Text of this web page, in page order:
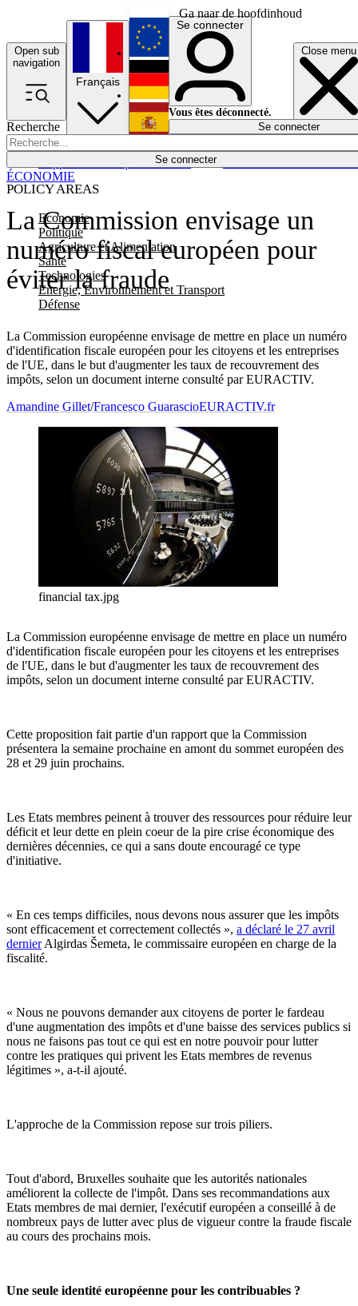
Ga naar de hoofdinhoud
Open sub
navigation
Close menu
Recherche
Se connecter
POLICY AREAS
Economie
Politique
Agriculture et Alimentation
Santé
Technologies
Energie, Environnement et Transport
Défense
Économie
Français
English
Deutsch
Español
Se connecter
Vous êtes déconnecté.
Se connecter
La Commission envisage un
numéro fiscal européen pour
éviter la fraude
La Commission européenne envisage de mettre en place un numéro
d'identification fiscale européen pour les citoyens et les entreprises
de l'UE, dans le but d'augmenter les taux de recouvrement des
impôts, selon un document interne consulté par EURACTIV.
ÉCONOMIE
Amandine Gillet/Francesco GuarascioEURACTIV.fr
financial tax.jpg
La Commission européenne envisage de mettre en place un numéro
d'identification fiscale européen pour les citoyens et les entreprises
de l'UE, dans le but d'augmenter les taux de recouvrement des
impôts, selon un document interne consulté par EURACTIV.
Cette proposition fait partie d'un rapport que la Commission
présentera la semaine prochaine en amont du sommet européen des
28 et 29 juin prochains.
Les Etats membres peinent à trouver des ressources pour réduire leur
déficit et leur dette en plein coeur de la pire crise économique des
dernières décennies, ce qui a sans doute encouragé ce type
d'initiative.
« En ces temps difficiles, nous devons nous assurer que les impôts
sont efficacement et correctement collectés », a déclaré le 27 avril
dernierAlgirdas Šemeta, le commissaire européen en charge de la
fiscalité.
« Nous ne pouvons demander aux citoyens de porter le fardeau
d'une augmentation des impôts et d'une baisse des services publics si
nous ne faisons pas tout ce qui est en notre pouvoir pour lutter
contre les pratiques qui privent les Etats membres de revenus
légitimes », a-t-il ajouté.
L'approche de la Commission repose sur trois piliers.
Tout d'abord, Bruxelles souhaite que les autorités nationales
améliorent la collecte de l'impôt. Dans ses recommandations aux
Etats membres de mai dernier, l'exécutif européen a conseillé à de
nombreux pays de lutter avec plus de vigueur contre la fraude fiscale
au cours des prochains mois.
Une seule identité européenne pour les contribuables ?